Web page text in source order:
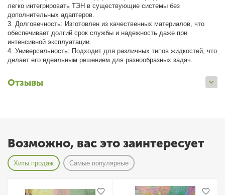
легко интегрировать ТЭН в существующие системы без
дополнительных адаптеров.
3. Долговечность: Изготовлен из качественных материалов, что
обеспечивает долгий срок службы и надежность даже при
интенсивной эксплуатации.
4. Универсальность: Подходит для различных типов жидкостей, что
делает его идеальным решением для разнообразных задач.
Отзывы
Возможно, вас это заинтересует
Хиты продаж Самые популярные